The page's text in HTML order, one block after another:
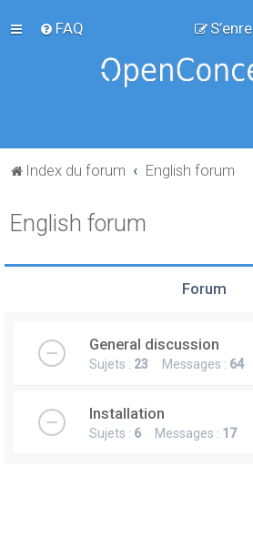
FAQ
Index du forum English forum
English forum
Forum
General discussion
Sujets : 23 Messages : 64
Installation
Sujets : 6 Messages : 17